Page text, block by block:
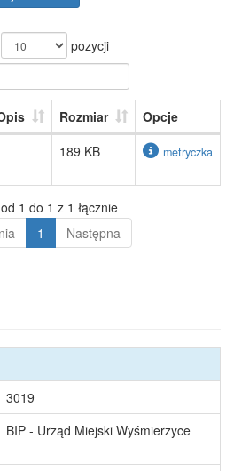
pozycji
Rozmiar
Opcje
189 KB metryczka
1 do 1 z 1 łącznie
1 Następna
3019
BIP - Urząd Miejski Wyśmierzyce